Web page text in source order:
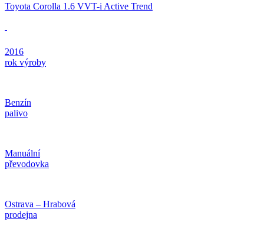
Toyota Corolla 1.6 VVT-i Active Trend
2016
rok výroby
Benzín
palivo
Manuální
převodovka
Ostrava – Hrabová
prodejna